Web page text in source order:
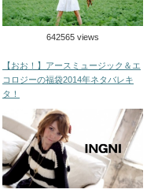
642565 views
【おお！】アースミュージック＆エ
コロジーの福袋2014年ネタバレキ
タ！